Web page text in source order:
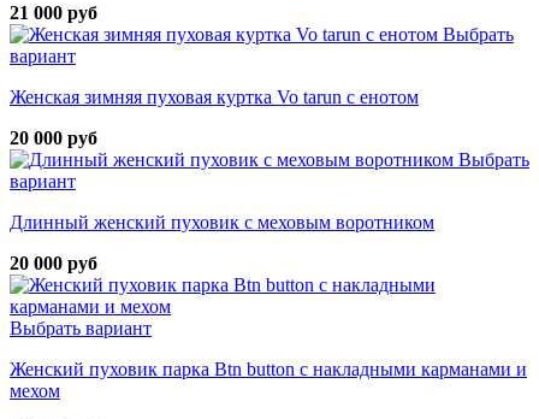
21 000 руб
Выбрать
вариант
Женская зимняя пуховая куртка Vo tarun с енотом
20 000 руб
Выбрать
вариант
Длинный женский пуховик с меховым воротником
20 000 руб
Выбрать вариант
Женский пуховик парка Btn button с накладными карманами и
мехом